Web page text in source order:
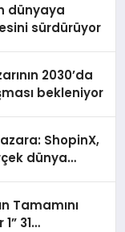
dünyaya
sürdürüyor
2030’da
bekleniyor
ShopinX,
dünya
Tamamını
31